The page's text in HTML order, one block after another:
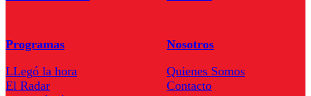
Programas
LLegó la hora
El Radar
Nosotros
Quienes Somos
Contacto